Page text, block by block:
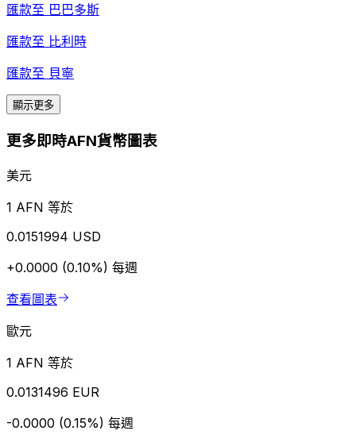
匯款至 巴巴多斯
匯款至 比利時
匯款至 貝寧
顯示更多
更多即時AFN貨幣圖表
美元
1 AFN 等於
0.0151994 USD
+0.0000 (0.10%) 每週
查看圖表
歐元
1 AFN 等於
0.0131496 EUR
-0.0000 (0.15%) 每週